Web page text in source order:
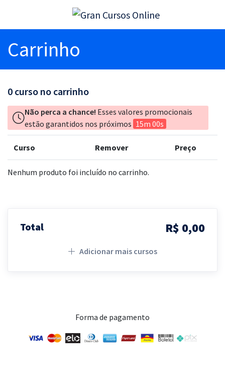
Carrinho
0 curso no carrinho
Não perca a chance! Esses valores promocionais
estão garantidos nos próximos 15m 00s
Curso Remover Preço
Nenhum produto foi incluído no carrinho.
Total R$ 0,00
Adicionar mais cursos
Forma de pagamento